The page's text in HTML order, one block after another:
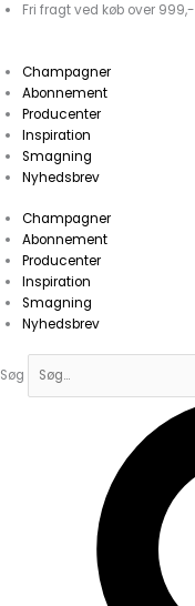
Gå
Fri fragt ved køb over 999,-
Champagner
Abonnement
Producenter
Inspiration
Smagning
Nyhedsbrev
Champagner
Abonnement
Producenter
Inspiration
Smagning
Nyhedsbrev
Søg
Champagneabonnement
kasse
antal